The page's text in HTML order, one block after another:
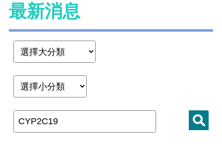
最新消息